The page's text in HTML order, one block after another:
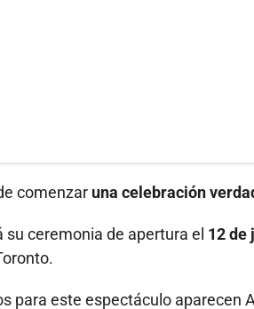
comenzar una celebración
ceremonia de apertura el 12 de
para este espectáculo aparecen